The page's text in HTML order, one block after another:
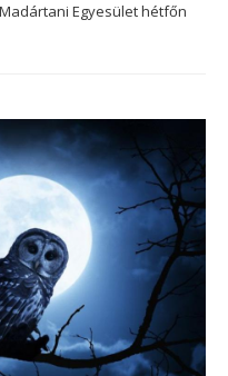
Egyesület hétfőn